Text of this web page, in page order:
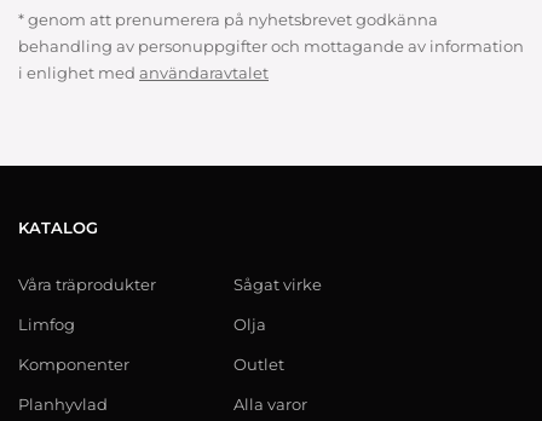
* genom att prenumerera på nyhetsbrevet godkänna
behandling av personuppgifter och mottagande av information
i enlighet med användaravtalet
KATALOG
Våra träprodukter
Limfog
Komponenter
Planhyvlad
Sågat virke
Olja
Outlet
Alla varor